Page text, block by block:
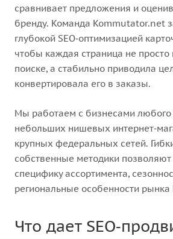
сравнивает предложения и
бренду. Команда Kommutator.net
глубокой SEO‑оптимизацией
чтобы каждая страница не просто
поиске, а стабильно приводила
конвертировала его в заказы.
Мы работаем с бизнесами
небольших нишевых
крупных федеральных сетей.
собственные методики
специфику ассортимента,
региональные особенности рынка
Что дает